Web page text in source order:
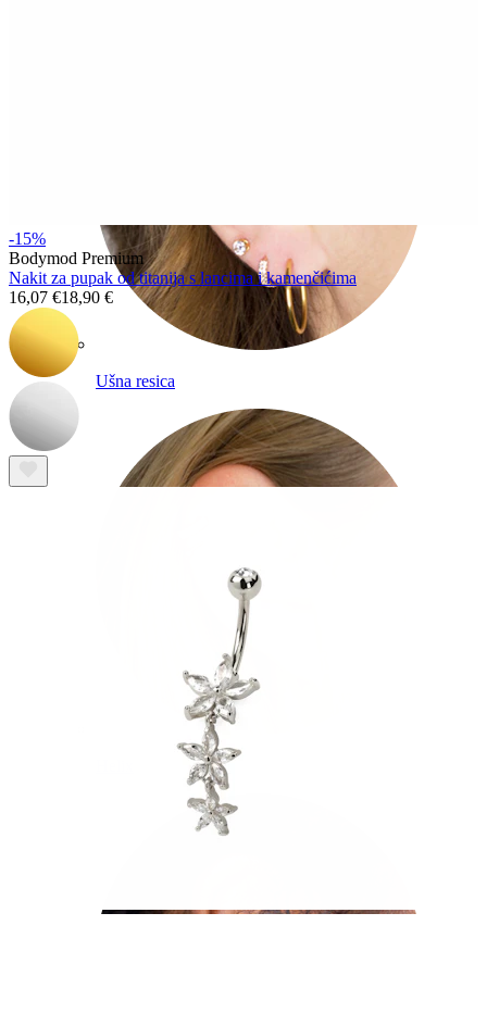
Ušna resica
-15%
Bodymod Premium
Nakit za pupak od titanija s lancima i kamenčićima
16,07 €18,90 €